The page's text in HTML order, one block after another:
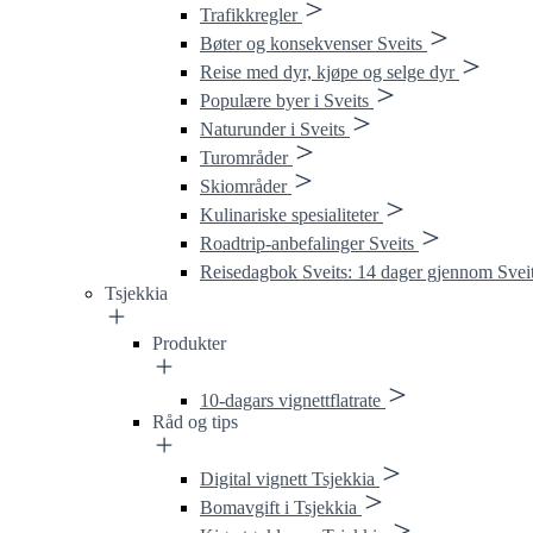
Trafikkregler
Bøter og konsekvenser Sveits
Reise med dyr, kjøpe og selge dyr
Populære byer i Sveits
Naturunder i Sveits
Turområder
Skiområder
Kulinariske spesialiteter
Roadtrip-anbefalinger Sveits
Reisedagbok Sveits: 14 dager gjennom
Tsjekkia
Produkter
10-dagars vignettflatrate
Råd og tips
Digital vignett Tsjekkia
Bomavgift i Tsjekkia